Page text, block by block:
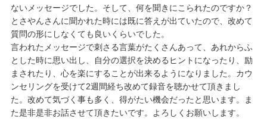
ないメッセージでした。そして、何を聞きにこられたのですか？
とさやんさんに聞かれた時には既に答えが出ていたので、改めて
質問の形にしなくても良いくらいでした。
言われたメッセージで刺さる言葉がたくさんあって、あれからふ
とした時に思い出し、自分の選択を決めるヒントになったり、励
まされたり、心を楽にすることが出来るようになりました。カウ
ンセリングを受けて2週間経ち改めて録音を聴かせて頂きまし
た。改めて気づく事も多く、得がたい機会だったと思います。ま
た是非是非お話させて頂きたいです。よろしくお願いします。